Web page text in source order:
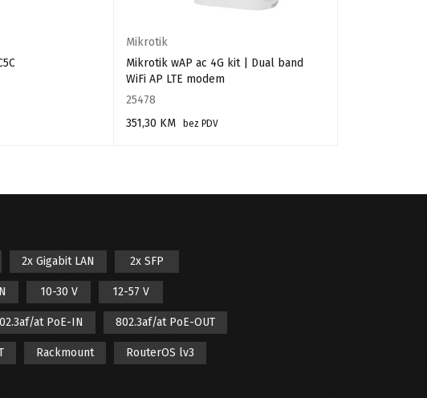
Mikrotik
Mikrotik wAP ac 4G kit | Dual band
WiFi AP LTE modem
25478
351,30 KM
bez PDV
2x Gigabit LAN 2x SFP
10-30 V 12-57 V
at PoE-IN 802.3af/at PoE-OUT
Rackmount RouterOS lv3